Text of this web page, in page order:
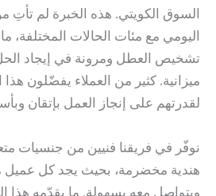
السوق الكويتي. هذه الخبرة لم تأتِ
اليومي مع مئات الحالات
تشخيص العطل ومرونة في إيجاد
ميزانية. كثير من العملاء يفضّلون هذا
لقدرتهم على إنجاز العمل بإتقان
نوفّر في فريقنا فنيين من جنسيات
هندية مخضرمة، بحيث يجد كل عميل
ويتواصل معه بسهولة. ما يقدّمه هذا